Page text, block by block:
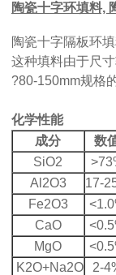
陶瓷十字环填料,
陶瓷十字隔板环
这种填料由于尺
?80-150mm规格
化学性能
成分
数
SiO2
Al2O3
17-
Fe2O3
CaO
MgO
K2O+Na2O
2-